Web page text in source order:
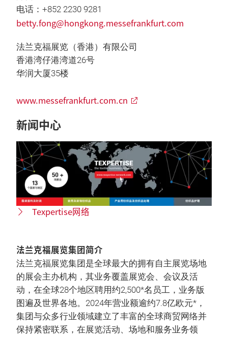
电话：+852 2230 9281
betty.fong@hongkong.messefrankfurt.com
法兰克福展览（香港）有限公司
香港湾仔港湾道26号
华润大厦35楼
www.messefrankfurt.com.cn
新闻中心
Texpertise网络
法兰克福展览集团简介
法兰克福展览集团是全球最大的拥有自主展览场地
的展会主办机构，其业务覆盖展览会、会议及活
动，在全球28个地区聘用约2,500*名员工，业务版
图遍及世界各地。2024年营业额逾约7.8亿欧元*，
集团与众多行业领域建立了丰富的全球商贸网络并
保持紧密联系，在展览活动、场地和服务业务领